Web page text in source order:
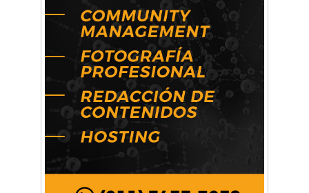
Artística Veral
BAIC Ramos Mejía
Brisé Estudio de Danzas